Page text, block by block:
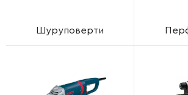
Шуруповерти